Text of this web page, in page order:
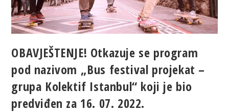
OBAVJEŠTENJE! Otkazuje se program
pod nazivom „Bus festival projekat –
grupa Kolektif Istanbul“ koji je bio
predviđen za 16. 07. 2022.